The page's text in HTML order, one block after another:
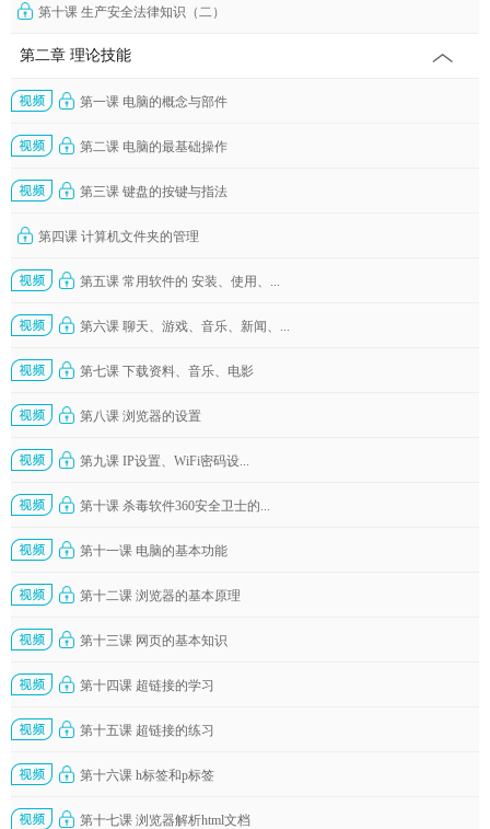
第十课 生产安全法律知识（二）
第二章 理论技能
第一课 电脑的概念与部件
第二课 电脑的最基础操作
第三课 键盘的按键与指法
第四课 计算机文件夹的管理
第五课 常用软件的 安装、使用、...
第六课 聊天、游戏、音乐、新闻、...
第七课 下载资料、音乐、电影
第八课 浏览器的设置
第九课 IP设置、WiFi密码设...
第十课 杀毒软件360安全卫士的...
第十一课 电脑的基本功能
第十二课 浏览器的基本原理
第十三课 网页的基本知识
第十四课 超链接的学习
第十五课 超链接的练习
第十六课 h标签和p标签
第十七课 浏览器解析html文档